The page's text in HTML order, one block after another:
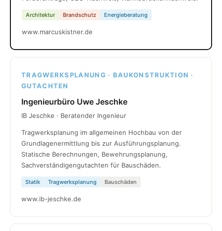
Architektur Brandschutz Energieberatung
www.marcuskistner.de
TRAGWERKSPLANUNG · BAUKONSTRUKTION ·
GUTACHTEN
Ingenieurbüro Uwe Jeschke
IB Jeschke · Beratender Ingenieur
Tragwerksplanung im allgemeinen Hochbau von der
Grundlagenermittlung bis zur Ausführungsplanung.
Statische Berechnungen, Bewehrungsplanung,
Sachverständigengutachten für Bauschäden.
Statik Tragwerksplanung Bauschäden
www.ib-jeschke.de